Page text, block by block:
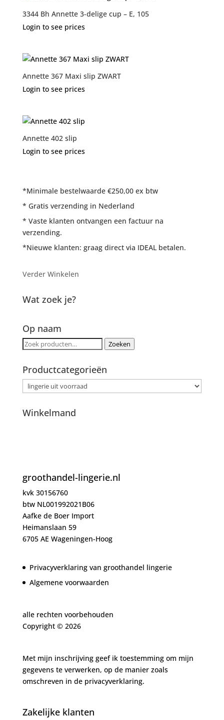
3344 Bh Annette 3-delige cup – E, 105
Login to see prices
Annette 367 Maxi slip ZWART
Login to see prices
Annette 402 slip
Login to see prices
*Minimale bestelwaarde €250,00 ex btw
* Gratis verzending in Nederland
* Vaste klanten ontvangen een factuur na
verzending.
*Nieuwe klanten: graag direct via IDEAL betalen.
Verder Winkelen
Wat zoek je?
Op naam
Zoeken
Zoeken
Productcategorieën
Winkelmand
groothandel-lingerie.nl
kvk 30156760
btw NL001992021B06
Aafke de Boer Import
Heimanslaan 59
6705 AE Wageningen-Hoog
Privacyverklaring van groothandel lingerie
Algemene voorwaarden
alle rechten voorbehouden
Copyright © 2026
Met mijn inschrijving geef ik toestemming om mijn
gegevens te verwerken, op de manier zoals
omschreven in de privacyverklaring.
Zakelijke klanten